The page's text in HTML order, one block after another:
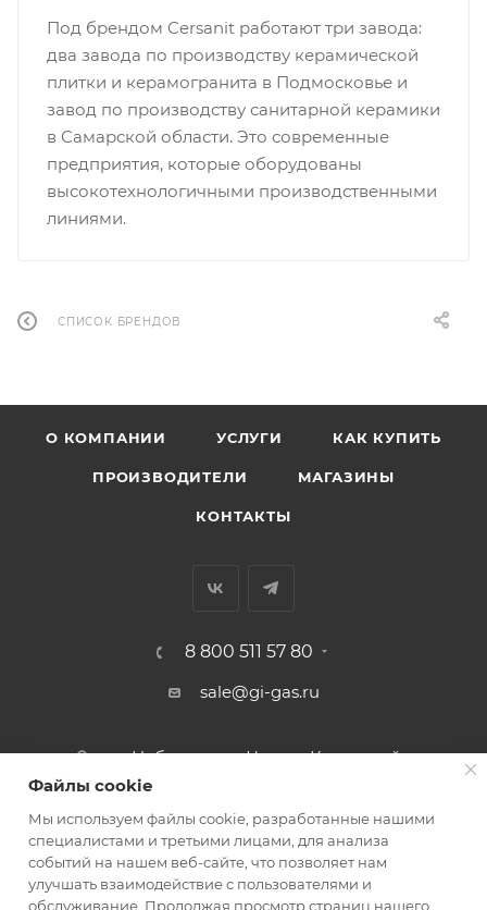
Под брендом Cersanit работают три завода:
два завода по производству керамической
плитки и керамогранита в Подмосковье и
завод по производству санитарной керамики
в Самарской области. Это современные
предприятия, которые оборудованы
высокотехнологичными производственными
линиями.
СПИСОК БРЕНДОВ
О КОМПАНИИ УСЛУГИ КАК КУПИТЬ
ПРОИЗВОДИТЕЛИ МАГАЗИНЫ
КОНТАКТЫ
8 800 511 57 80
sale@gi-gas.ru
г. Набережные Челны, Казанский
ПОДПИСАТЬСЯ НА РАССЫЛКУ
Файлы cookie
Мы используем файлы cookie, разработанные нашими
специалистами и третьими лицами, для анализа
событий на нашем веб-сайте, что позволяет нам
улучшать взаимодействие с пользователями и
обслуживание. Продолжая просмотр страниц нашего